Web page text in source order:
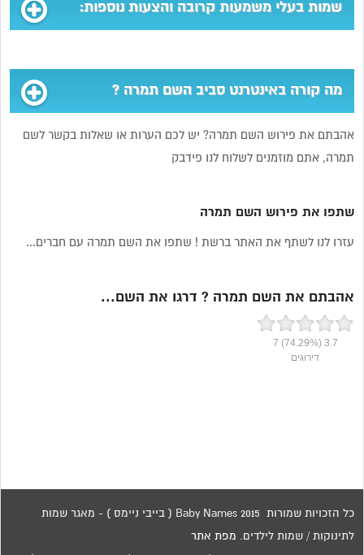
שמות בעלי משמעות קרובה והצעות נוספות:
מה קורה באינטרנט סביב השם תמרה ?
אהבתם את פירוש השם תמרה? יש לכם הערות או שאלות בקשר לשם
תמרה, אתם מוזמנים לשלוח לנו פידבק
שתפו את פירוש השם תמרה
עזרו לנו לשתף את האתר ברשת ! שתפו את השם תמרה עם חברים...
אהבתם את השם תמרה ? דרגו את השם...
3.7
(74.29%)
7
דירוגים
כל הזכויות שמורות 2015 Baby Names ( בייבי ניימס ) - מאגר שמות
לתינוקות / שמות לילדים. מפת אתר